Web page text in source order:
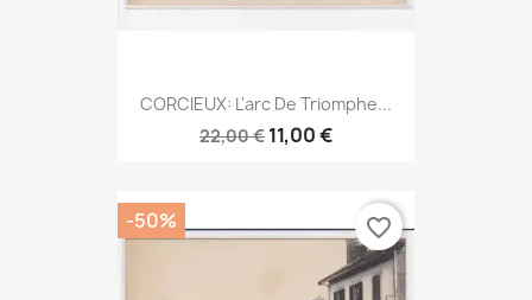
CORCIEUX: L'arc De Triomphe...
22,00 € 11,00 €
-50% favorite_border